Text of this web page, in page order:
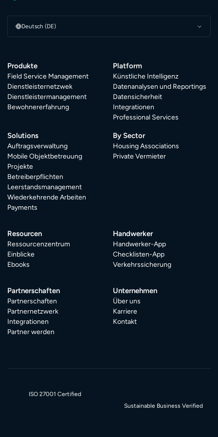
Deutsch (DE)
Produkte
Field Service Management
Dienstleisternetzwek
Dienstleistermanagement
Bewohnererfahrung
Platform
Künstliche Intelligenz
Datenanalysen und Reportings
Datensicherheit
Integrationen
Professional Services
Solutions
Auftragsverwaltung
Mobile Objektbetreuung
Projekte
Betreiberpflichten
Leerstandsmanagement
Wiederkehrende Arbeiten
Payments
By Sector
Housing Associations
Private Vermieter
Resourcen
Ressourcenzentrum
Einblicke
Ebooks
Handwerker
Handwerker-App
Checklisten-App
Verkehrssicherung
Partnerschaften
Partnerschaften
Partnernetzwerk
Integrationen
Partner werden
Unternehmen
Über uns
Karriere
Kontakt
ISO 27001 Certified
Sustainable Business Verified